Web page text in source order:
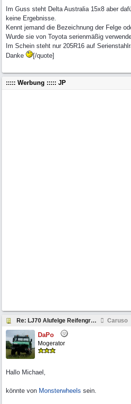
Im Guss steht Delta Australia 15x8 aber
keine Ergebnisse.
Kennt jemand die Bezeichnung der Felge
Wurde sie von Toyota serienmäßig
Im Schein steht nur 205R16 auf
Danke
[/quote]
::::: Werbung ::::: JP
Re: LJ70 Alufelge Reifengröße Freigabe Caruso
DaPo
Mogerator
Hallo Michael,
könnte von Monsterwheels sein.